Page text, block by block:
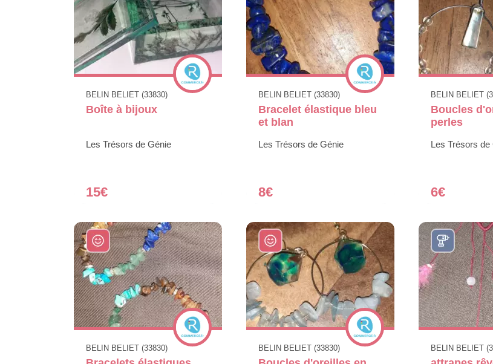
BELIN BELIET (33830)
Boîte à bijoux
Les Trésors de Génie
15€
BELIN BELIET (33830)
Bracelet élastique bleu
et blan
Les Trésors de Génie
8€
BELIN BELIET
Boucles
perles
Les Trésors de
6€
BELIN BELIET (33830) BELIN BELIET (33830) BELIN BELIET